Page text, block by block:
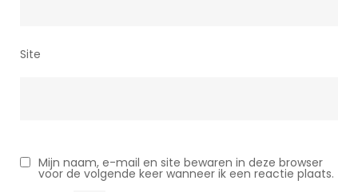
Site
Mijn naam, e-mail en site bewaren in deze browser
voor de volgende keer wanneer ik een reactie plaats.